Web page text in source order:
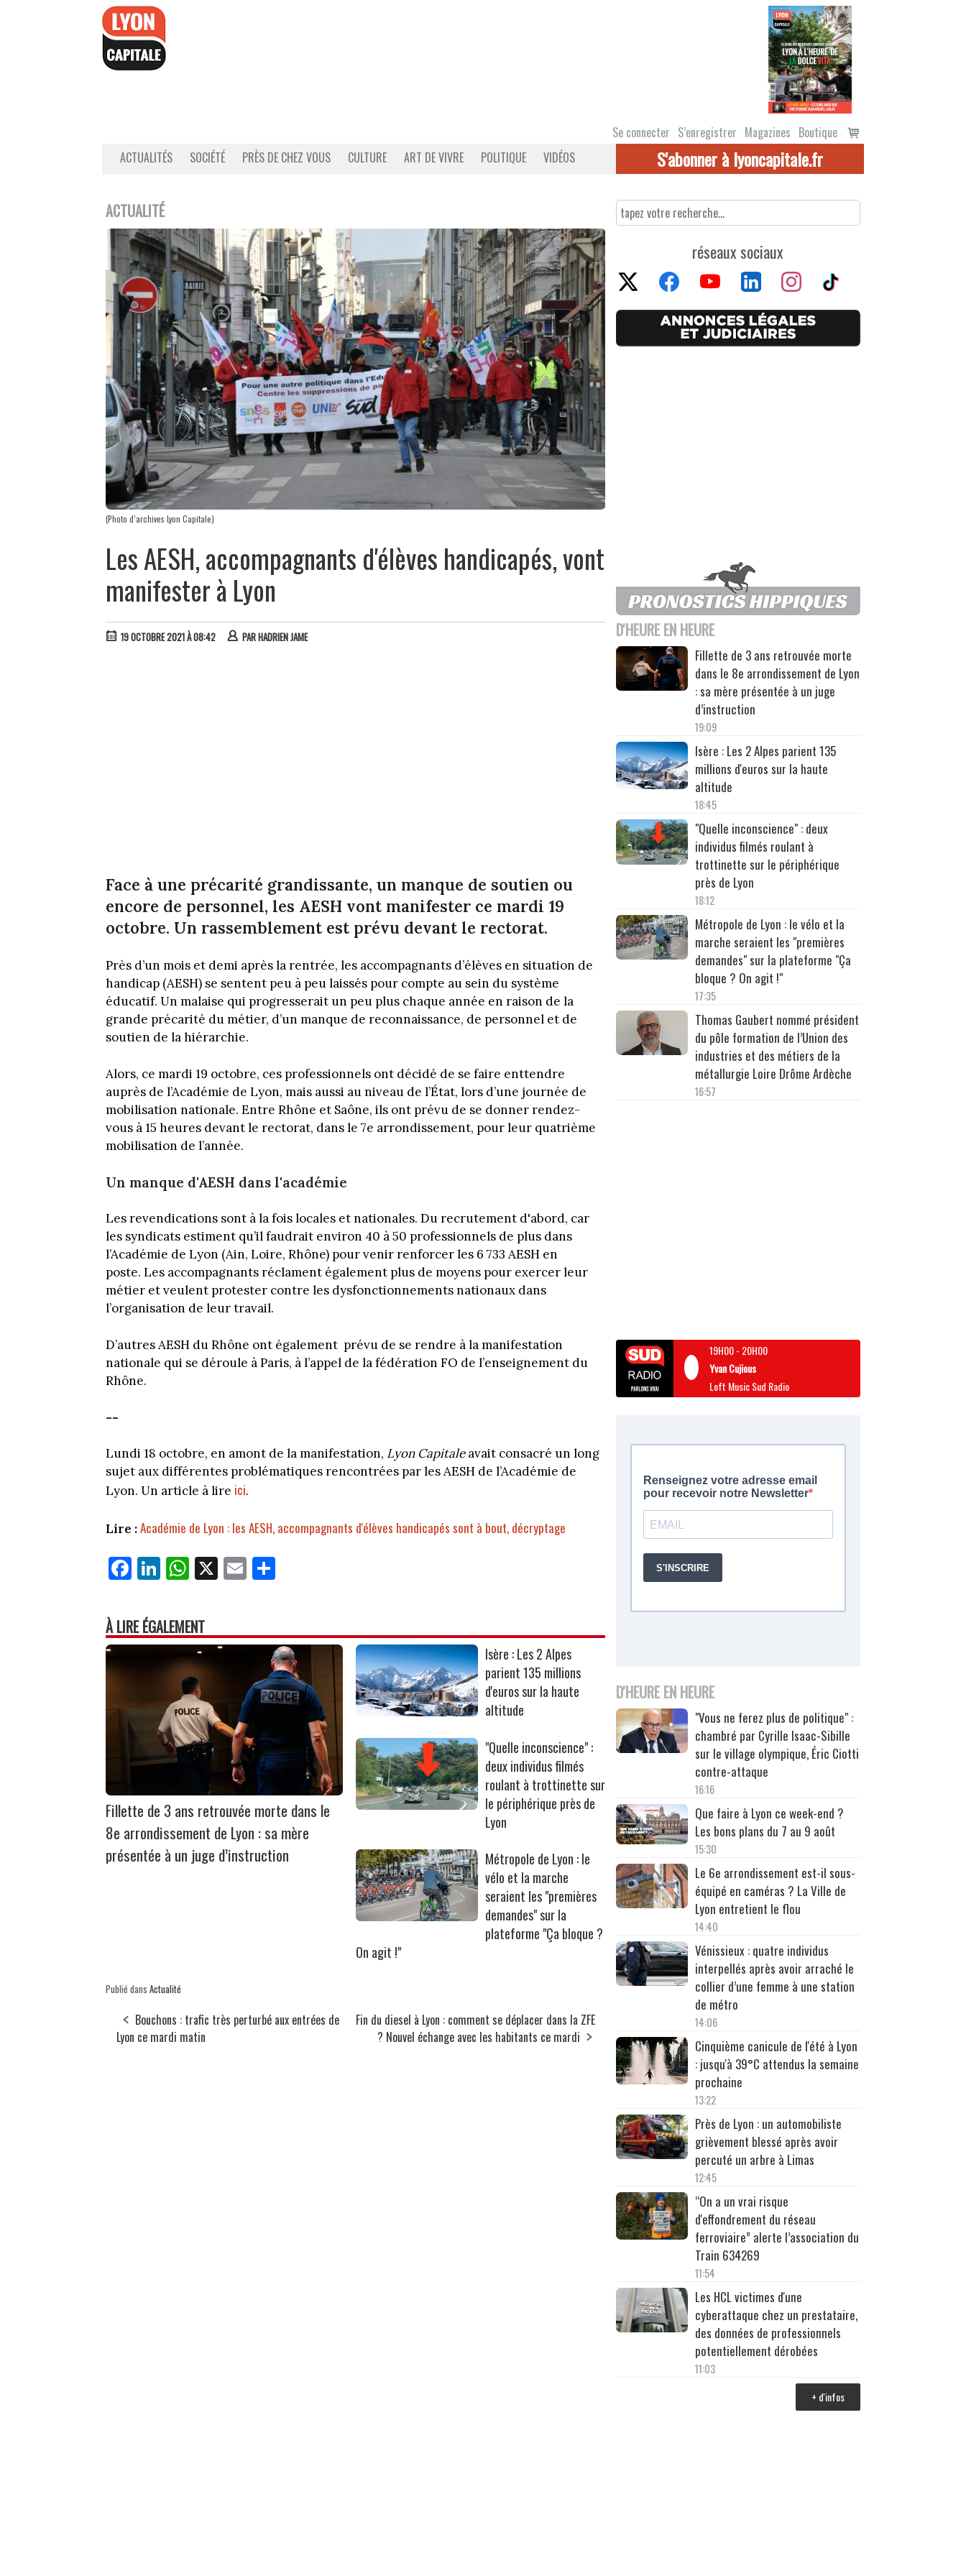
Se connecter S’enregistrer Magazines Boutique
Voir
le
ACTUALITÉS SOCIÉTÉ PRÈS DE CHEZ VOUS CULTURE ART DE VIVRE POLITIQUE VIDÉOS S'abonner à lyoncapitale.fr
ACTUALITÉ
(Photo d’archives Lyon Capitale)
Les AESH, accompagnants d'élèves handicapés, vont
manifester à Lyon
19 OCTOBRE 2021 À 08:42 PARHADRIEN JAME
Face à une précarité grandissante, un manque de soutien ou
encore de personnel, les AESH vont manifester ce mardi 19
octobre. Un rassemblement est prévu devant le rectorat.
Près d’un mois et demi après la rentrée, les accompagnants d’élèves en situation de
handicap (AESH) se sentent peu à peu laissés pour compte au sein du système
éducatif. Un malaise qui progresserait un peu plus chaque année en raison de la
grande précarité du métier, d’un manque de reconnaissance, de personnel et de
soutien de la hiérarchie.
Alors, ce mardi 19 octobre, ces professionnels ont décidé de se faire enttendre
auprès de l’Académie de Lyon, mais aussi au niveau de l’État, lors d’une journée de
mobilisation nationale. Entre Rhône et Saône, ils ont prévu de se donner rendez-
vous à 15 heures devant le rectorat, dans le 7e arrondissement, pour leur quatrième
mobilisation de l’année.
Un manque d'AESH dans l'académie
Les revendications sont à la fois locales et nationales. Du recrutement d'abord, car
les syndicats estiment qu’il faudrait environ 40 à 50 professionnels de plus dans
l’Académie de Lyon (Ain, Loire, Rhône) pour venir renforcer les 6 733 AESH en
poste. Les accompagnants réclament également plus de moyens pour exercer leur
métier et veulent protester contre les dysfonctionnements nationaux dans
l’organisation de leur travail.
D’autres AESH du Rhône ont également prévu de se rendre à la manifestation
nationale qui se déroule à Paris, à l’appel de la fédération FO de l’enseignement du
Rhône.
--
Lundi 18 octobre, en amont de la manifestation, Lyon Capitaleavait consacré un long
sujet aux différentes problématiques rencontrées par les AESH de l’Académie de
Lyon. Un article à lire ici.
Lire :Académie de Lyon : les AESH, accompagnants d'élèves handicapés sont à bout, décryptage
Fa
ce
bo
ok
Li
nk
ed
In
W
ha
ts
Ap
p
X E
m
er
À LIRE ÉGALEMENT
Fillette de 3 ans retrouvée morte dans le
8e arrondissement de Lyon : sa mère
présentée à un juge d’instruction
Isère : Les 2 Alpes
parient 135 millions
d'euros sur la haute
altitude
"Quelle inconscience" :
deux individus filmés
roulant à trottinette sur
le périphérique près de
Lyon
Métropole de Lyon : le
vélo et la marche
seraient les "premières
demandes" sur la
plateforme "Ça bloque ?
On agit !"
Publié dans Actualité
Bouchons : trafic très perturbé aux entrées de
Lyon ce mardi matin
Fin du diesel à Lyon : comment se déplacer dans la ZFE
? Nouvel échange avec les habitants ce mardi
réseaux sociaux
D'HEURE EN HEURE
Fillette de 3 ans retrouvée morte
dans le 8e arrondissement de Lyon
: sa mère présentée à un juge
d’instruction
19:09
Isère : Les 2 Alpes parient 135
millions d'euros sur la haute
altitude
18:45
"Quelle inconscience" : deux
individus filmés roulant à
trottinette sur le périphérique
près de Lyon
18:12
Métropole de Lyon : le vélo et la
marche seraient les "premières
demandes" sur la plateforme "Ça
bloque ? On agit !"
17:35
Thomas Gaubert nommé président
du pôle formation de l’Union des
industries et des métiers de la
métallurgie Loire Drôme Ardèche
16:57
19H00- 20H00
Yvan Cujious
Loft Music Sud Radio
D'HEURE EN HEURE
"Vous ne ferez plus de politique" :
chambré par Cyrille Isaac-Sibille
sur le village olympique, Éric Ciotti
contre-attaque
16:16
Que faire à Lyon ce week-end ?
Les bons plans du 7 au 9 août
15:30
Le 6e arrondissement est-il sous-
équipé en caméras ? La Ville de
Lyon entretient le flou
14:40
Vénissieux : quatre individus
interpellés après avoir arraché le
collier d’une femme à une station
de métro
14:06
Cinquième canicule de l'été à Lyon
: jusqu'à 39°C attendus la semaine
prochaine
13:22
Près de Lyon : un automobiliste
grièvement blessé après avoir
percuté un arbre à Limas
12:45
“On a un vrai risque
d'effondrement du réseau
ferroviaire” alerte l’association du
Train 634269
11:54
Les HCL victimes d'une
cyberattaque chez un prestataire,
des données de professionnels
potentiellement dérobées
11:03
+ d'infos